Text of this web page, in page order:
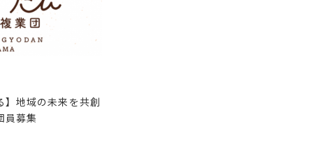
地域の未来を共創
員募集